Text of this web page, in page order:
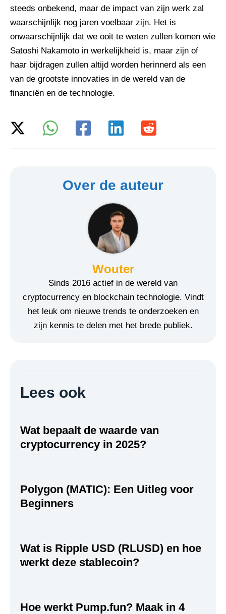
steeds onbekend, maar de impact van zijn werk zal
waarschijnlijk nog jaren voelbaar zijn. Het is
onwaarschijnlijk dat we ooit te weten zullen komen wie
Satoshi Nakamoto in werkelijkheid is, maar zijn of
haar bijdragen zullen altijd worden herinnerd als een
van de grootste innovaties in de wereld van de
financiën en de technologie.
Over de auteur
Wouter
Sinds 2016 actief in de wereld van
cryptocurrency en blockchain technologie. Vindt
het leuk om nieuwe trends te onderzoeken en
zijn kennis te delen met het brede publiek.
Lees ook
Wat bepaalt de waarde van
cryptocurrency in 2025?
Polygon (MATIC): Een Uitleg voor
Beginners
Wat is Ripple USD (RLUSD) en hoe
werkt deze stablecoin?
Hoe werkt Pump.fun? Maak in 4